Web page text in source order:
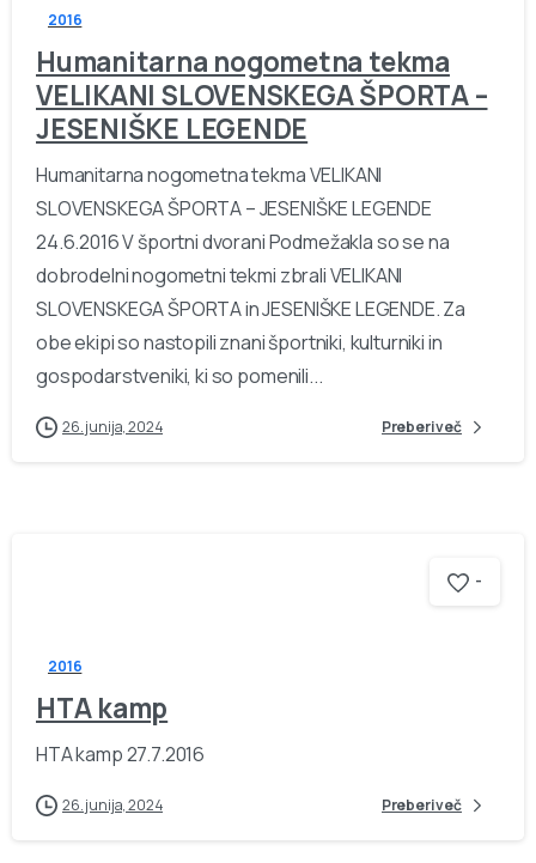
2016
Humanitarna nogometna tekma
VELIKANI SLOVENSKEGA ŠPORTA –
JESENIŠKE LEGENDE
Humanitarna nogometna tekma VELIKANI
SLOVENSKEGA ŠPORTA – JESENIŠKE LEGENDE
24.6.2016 V športni dvorani Podmežakla so se na
dobrodelni nogometni tekmi zbrali VELIKANI
SLOVENSKEGA ŠPORTA in JESENIŠKE LEGENDE. Za
obe ekipi so nastopili znani športniki, kulturniki in
gospodarstveniki, ki so pomenili...
26. junija, 2024 Preberi več
-
2016
HTA kamp
HTA kamp 27.7.2016
26. junija, 2024 Preberi več